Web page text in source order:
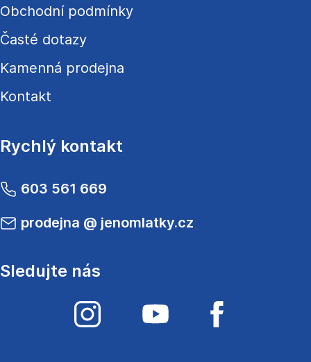
Obchodní podmínky
Časté dotazy
Kamenná prodejna
Kontakt
Rychlý kontakt
603 561 669
prodejna @ jenomlatky.cz
Sledujte nás